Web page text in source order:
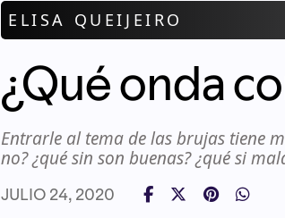
ELISA QUEIJEIRO
¿Qué onda
Entrarle al tema de las brujas tiene
no? ¿qué sin son buenas? ¿qué si
JULIO 24, 2020